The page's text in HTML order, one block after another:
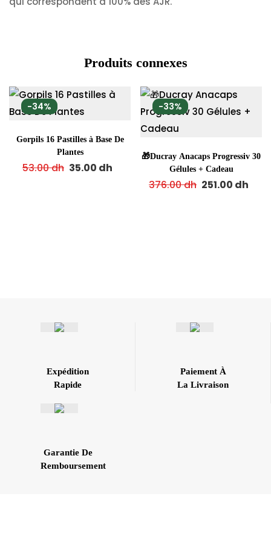
Produits connexes
-34%
Gorpils 16 Pastilles à Base De
Plantes
53.00dh 35.00 dh
-33%
🎁Ducray Anacaps Progressiv 30
Gélules + Cadeau
376.00dh 251.00 dh
Paiement À
La Livraison
Expédition
Rapide
Garantie De
Remboursement